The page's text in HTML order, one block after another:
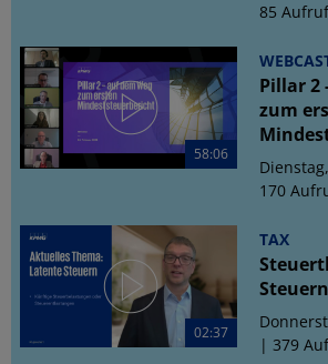
85
58:06
Pillar 2
zum
170
02:37
TAX
Steuern
| 379